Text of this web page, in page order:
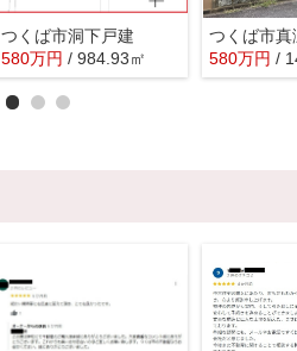
つくば市洞下戸建
580万円 / 984.93㎡
つくば市真
580万円 /